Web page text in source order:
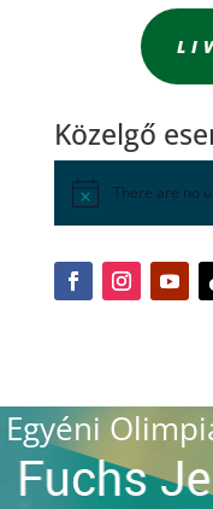
Közelgő
There are no
Egyéni